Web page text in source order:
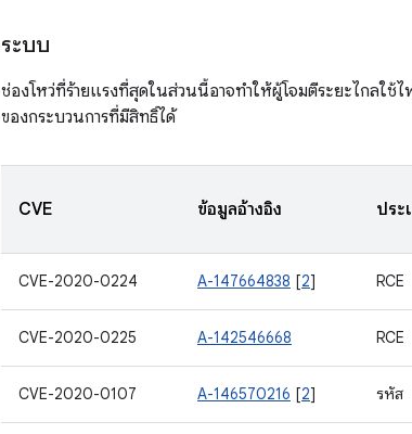
ระบบ
ช่องโหว่ที่ร้ายแรงที่สุดในส่วนนี้อาจทำให้ผู้โจมตีระยะไกลใ
ของกระบวนการที่มีสิทธิ์ได้
CVE ข้อมูลอ้างอิง ประ
CVE-2020-0224 A-147664838 [2] RCE
CVE-2020-0225 A-142546668 RCE
CVE-2020-0107 A-146570216 [2] รหัส